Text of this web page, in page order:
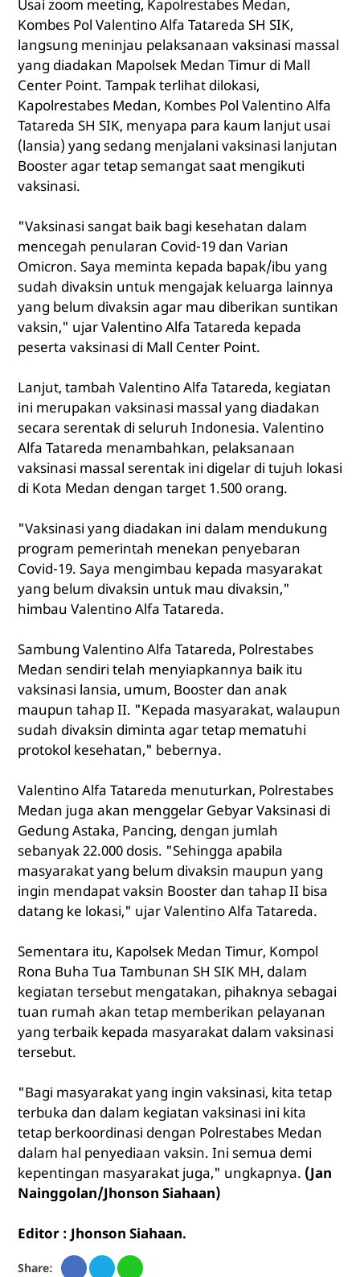
Usai zoom meeting, Kapolrestabes Medan,
Kombes Pol Valentino Alfa Tatareda SH SIK,
langsung meninjau pelaksanaan vaksinasi massal
yang diadakan Mapolsek Medan Timur di Mall
Center Point. Tampak terlihat dilokasi,
Kapolrestabes Medan, Kombes Pol Valentino Alfa
Tatareda SH SIK, menyapa para kaum lanjut usai
(lansia) yang sedang menjalani vaksinasi lanjutan
Booster agar tetap semangat saat mengikuti
vaksinasi.
"Vaksinasi sangat baik bagi kesehatan dalam
mencegah penularan Covid-19 dan Varian
Omicron. Saya meminta kepada bapak/ibu yang
sudah divaksin untuk mengajak keluarga lainnya
yang belum divaksin agar mau diberikan suntikan
vaksin," ujar Valentino Alfa Tatareda kepada
peserta vaksinasi di Mall Center Point.
Lanjut, tambah Valentino Alfa Tatareda, kegiatan
ini merupakan vaksinasi massal yang diadakan
secara serentak di seluruh Indonesia. Valentino
Alfa Tatareda menambahkan, pelaksanaan
vaksinasi massal serentak ini digelar di tujuh lokasi
di Kota Medan dengan target 1.500 orang.
"Vaksinasi yang diadakan ini dalam mendukung
program pemerintah menekan penyebaran
Covid-19. Saya mengimbau kepada masyarakat
yang belum divaksin untuk mau divaksin,"
himbau Valentino Alfa Tatareda.
Sambung Valentino Alfa Tatareda, Polrestabes
Medan sendiri telah menyiapkannya baik itu
vaksinasi lansia, umum, Booster dan anak
maupun tahap II. "Kepada masyarakat, walaupun
sudah divaksin diminta agar tetap mematuhi
protokol kesehatan," bebernya.
Valentino Alfa Tatareda menuturkan, Polrestabes
Medan juga akan menggelar Gebyar Vaksinasi di
Gedung Astaka, Pancing, dengan jumlah
sebanyak 22.000 dosis. "Sehingga apabila
masyarakat yang belum divaksin maupun yang
ingin mendapat vaksin Booster dan tahap II bisa
datang ke lokasi," ujar Valentino Alfa Tatareda.
Sementara itu, Kapolsek Medan Timur, Kompol
Rona Buha Tua Tambunan SH SIK MH, dalam
kegiatan tersebut mengatakan, pihaknya sebagai
tuan rumah akan tetap memberikan pelayanan
yang terbaik kepada masyarakat dalam vaksinasi
tersebut.
"Bagi masyarakat yang ingin vaksinasi, kita tetap
terbuka dan dalam kegiatan vaksinasi ini kita
tetap berkoordinasi dengan Polrestabes Medan
dalam hal penyediaan vaksin. Ini semua demi
kepentingan masyarakat juga," ungkapnya. (Jan
Nainggolan/Jhonson Siahaan)
Editor : Jhonson Siahaan.
Share: